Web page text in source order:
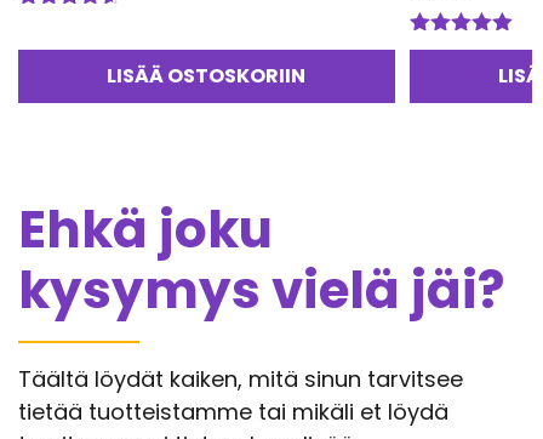
LISÄÄ OSTOSKORIIN
Arvostelu
Ehkä joku
kysymys vielä jäi?
Täältä löydät kaiken, mitä sinun tarvitsee
tietää tuotteistamme tai mikäli et löydä